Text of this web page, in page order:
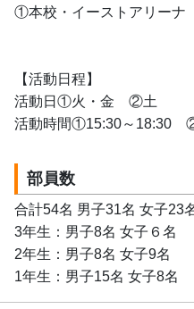
①本校・イーストアリーナ
【活動日程】
活動日①火・金　②土
活動時間①15:30～18:30　
部員数
合計54名 男子31名 女子23
3年生：男子8名 女子６名
2年生：男子8名 女子9名
1年生：男子15名 女子8名